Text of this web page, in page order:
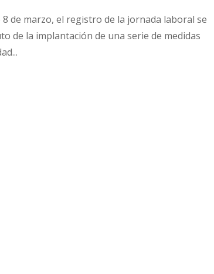
de marzo, el registro de la jornada laboral se
de la implantación de una serie de medidas